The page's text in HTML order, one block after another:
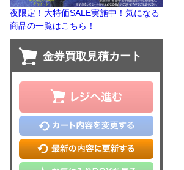
夜限定！大特価SALE実施中！気になる
商品の一覧はこちら！
金券買取見積カート